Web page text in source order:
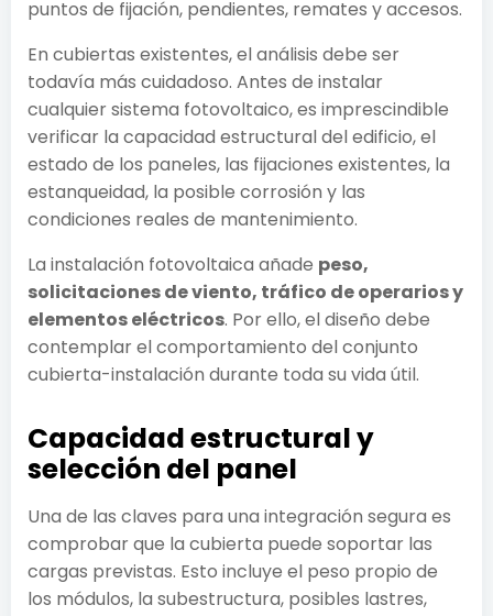
puntos de fijación, pendientes, remates y accesos.
En cubiertas existentes, el análisis debe ser
todavía más cuidadoso. Antes de instalar
cualquier sistema fotovoltaico, es imprescindible
verificar la capacidad estructural del edificio, el
estado de los paneles, las fijaciones existentes, la
estanqueidad, la posible corrosión y las
condiciones reales de mantenimiento.
La instalación fotovoltaica añade peso,
solicitaciones de viento, tráfico de operarios y
elementos eléctricos. Por ello, el diseño debe
contemplar el comportamiento del conjunto
cubierta-instalación durante toda su vida útil.
Capacidad estructural y
selección del panel
Una de las claves para una integración segura es
comprobar que la cubierta puede soportar las
cargas previstas. Esto incluye el peso propio de
los módulos, la subestructura, posibles lastres,